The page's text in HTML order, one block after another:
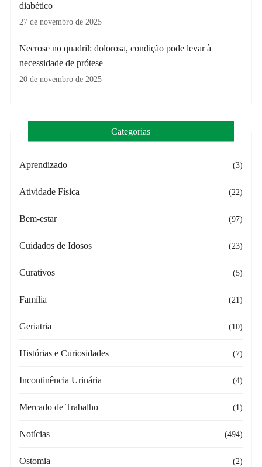
diabético
27 de novembro de 2025
Necrose no quadril: dolorosa, condição pode levar à
necessidade de prótese
20 de novembro de 2025
Categorias
Aprendizado (3)
Atividade Física (22)
Bem-estar (97)
Cuidados de Idosos (23)
Curativos (5)
Família (21)
Geriatria (10)
Histórias e Curiosidades (7)
Incontinência Urinária (4)
Mercado de Trabalho (1)
Notícias (494)
Ostomia (2)